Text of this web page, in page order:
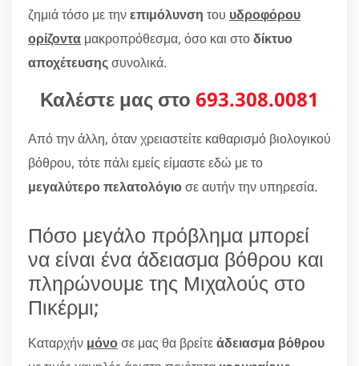
ζημιά τόσο με τηνεπιμόλυνση του υδροφόρου
ορίζοντα μακροπρόθεσμα, όσο και στοδίκτυο
αποχέτευσηςσυνολικά.
Καλέστε μας στο 693.308.0081
Από την άλλη, όταν χρειαστείτε καθαρισμό βιολογικού
βόθρου, τότε πάλι εμείς είμαστε εδώ με το
μεγαλύτερο πελατολόγιοσε αυτήν την υπηρεσία.
Πόσο μεγάλο πρόβλημα μπορεί
να είναι ένα άδειασμα βόθρου και
πληρώνουμε της Μιχαλούς στο
Πικέρμι;
Καταρχήν μόνοσε μας θα βρείτεάδειασμα βόθρου